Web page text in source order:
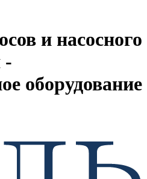
и насосного
-
оборудование